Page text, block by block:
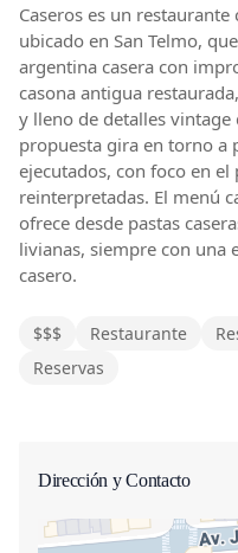
Caseros es un
ubicado en San Telmo,
argentina casera con
casona antigua
y lleno de detalles vintage
propuesta gira en torno a
ejecutados, con foco en
reinterpretadas. El menú
ofrece desde pastas
livianas, siempre con una
casero.
$$$ Restaurante
Reservas
Dirección y Contacto